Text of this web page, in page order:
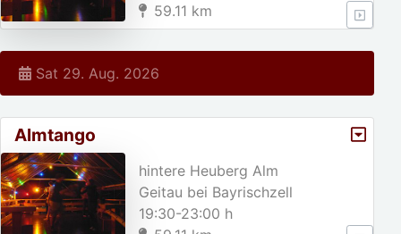
59.11 km
Sat 29. Aug. 2026
Almtango
hintere Heuberg Alm
Geitau bei Bayrischzell
19:30-23:00 h